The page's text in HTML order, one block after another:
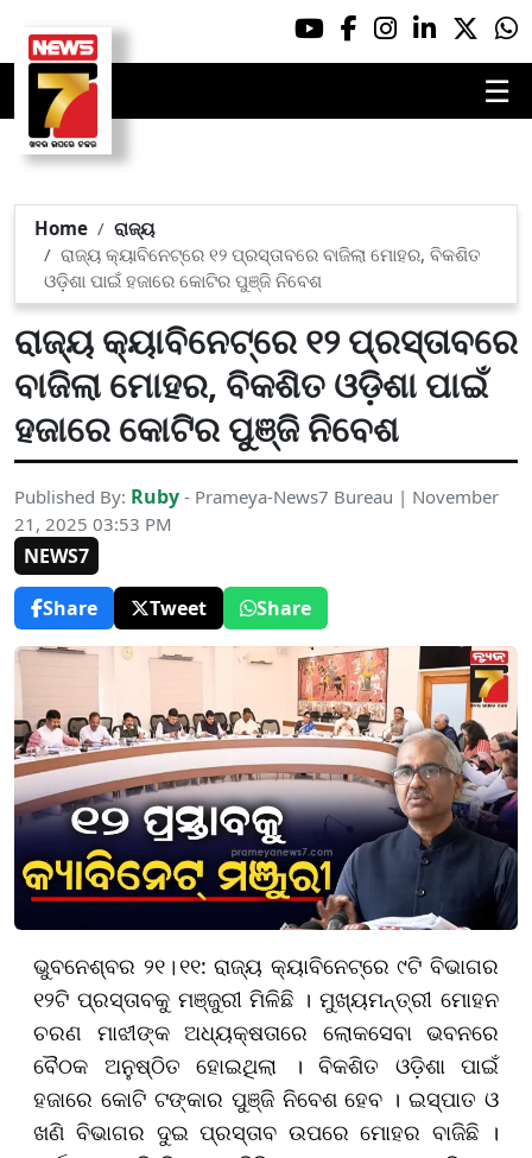
☰
Home
ରାଜ୍ୟ
ରାଜ୍ୟ କ୍ୟାବିନେଟ୍‌ରେ ୧୨ ପ୍ରସ୍ତାବରେ ବାଜିଲା ମୋହର, ବିକଶିତ
ଓଡ଼ିଶା ପାଇଁ ହଜାରେ କୋଟିର ପୁଞ୍ଜି ନିବେଶ
ରାଜ୍ୟ କ୍ୟାବିନେଟ୍‌ରେ ୧୨ ପ୍ରସ୍ତାବରେ
ବାଜିଲା ମୋହର, ବିକଶିତ ଓଡ଼ିଶା ପାଇଁ
ହଜାରେ କୋଟିର ପୁଞ୍ଜି ନିବେଶ
Published By: Ruby - Prameya-News7 Bureau | November
21, 2025 03:53 PM
NEWS7
Share
Tweet Share
ଭୁବନେଶ୍ବର ୨୧। ୧୧: ରାଜ୍ୟ କ୍ୟାବିନେଟ୍‌ରେ ୯ଟି ବିଭାଗର
୧୨ଟି ପ୍ରସ୍ତାବକୁ ମଞ୍ଜୁରୀ ମିଳିଛି । ମୁଖ୍ୟମନ୍ତ୍ରୀ ମୋହନ
ଚରଣ ମାଝୀଙ୍କ ଅଧ୍ୟକ୍ଷତାରେ ଲୋକସେବା ଭବନରେ
ବୈଠକ ଅନୁଷ୍ଠିତ ହୋଇଥିଲା । ବିକଶିତ ଓଡ଼ିଶା ପାଇଁ
ହଜାରେ କୋଟି ଟଙ୍କାର ପୁଞ୍ଜି ନିବେଶ ହେବ । ଇସ୍ପାତ ଓ
ଖଣି ବିଭାଗର ଦୁଇ ପ୍ରସ୍ତାବ ଉପରେ ମୋହର ବାଜିଛି ।